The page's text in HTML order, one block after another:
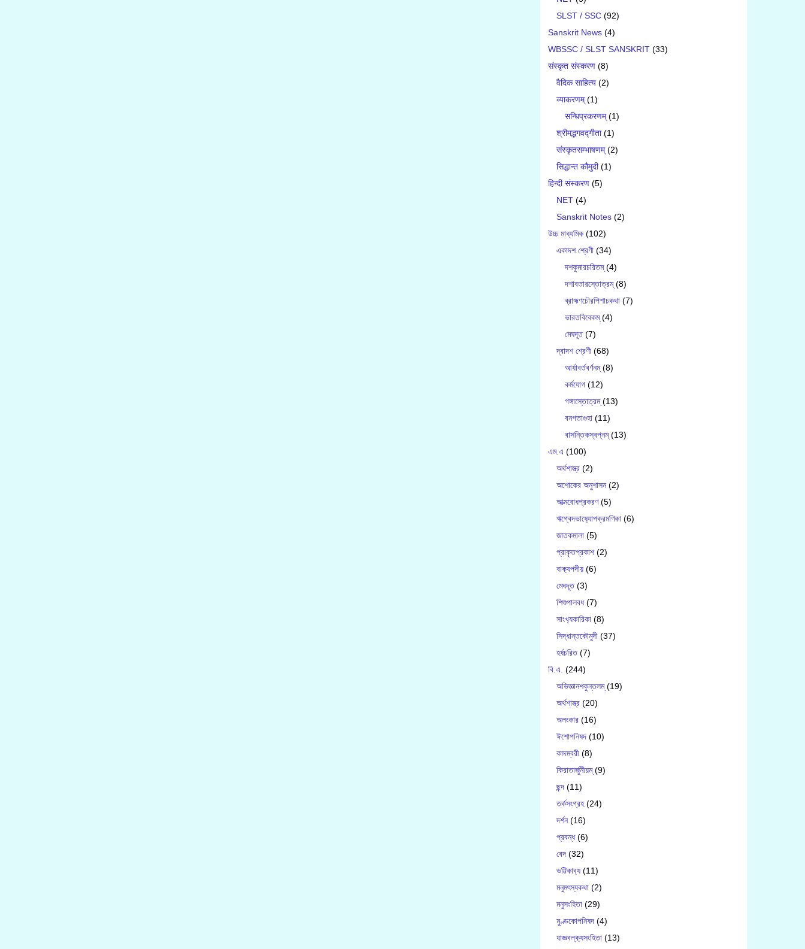
SLST / SSC (92)
Sanskrit News (4)
WBSSC / SLST SANSKRIT (33)
संस्कृत संस्करण (8)
वैदिक साहित्य (2)
व्याकरणम्(1)
सन्धिप्रकरणम्(1)
श्रीमद्भगवद्गीता(1)
संस्कृतसम्भाषणम्(2)
सिद्धान्त कौमुदी(1)
हिन्दी संस्करण (5)
NET (4)
Sanskrit Notes (2)
উচ্চ মাধ্যমিক (102)
একাদশ শ্রেণী (34)
দশকুমারচরিতম্(4)
দশাবতারস্তোত্রম্(8)
ব্রাহ্মণচৌরপিশাচকথা (7)
ভারতবিবেকম্(4)
মেঘদূত(7)
দ্বাদশ শ্রেণী (68)
আর্যাবর্তবর্ণনম্(8)
কর্মযোগ (12)
গঙ্গাস্তোত্রম্(13)
বনগতাগুহা (11)
বাসন্তিকস্বপ্নম্(13)
এম.এ (100)
অর্থশাস্ত্র (2)
অশোকের অনুশাসন(2)
আত্মবোধপ্রকরণ(5)
ঋগ্বেদভাষ‍্যোপক্রমণিকা (6)
জাতকমালা (5)
প্রাকৃতপ্রকাশ(2)
বাক‍্যপদীয় (6)
মেঘদূত(3)
শিশুপালবধ(7)
সাংখ‍্যকারিকা (8)
সিদ্ধান্তকৌমুদী (37)
হর্ষচরিত(7)
বি.এ. (244)
অভিজ্ঞানশকুন্তলম্(19)
অর্থশাস্ত্র (20)
অলংকার (16)
ঈশোপনিষদ (10)
কাদম্বরী (8)
কিরাতার্জুনীয়ম্(9)
ছন্দ (11)
তর্কসংগ্রহ(24)
দর্শন(16)
প্রবন্ধ(6)
বেদ (32)
ভট্টিকাব‍্য (11)
মনুমৎস্যকথা (2)
মনুসংহিতা (29)
মুণ্ডকোপনিষদ (4)
যাজ্ঞবল্ক‍্যসংহিতা (13)